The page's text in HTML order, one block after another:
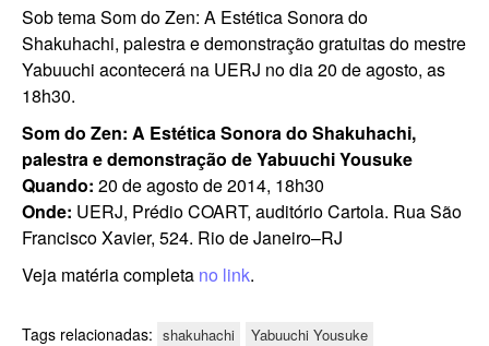
Sob tema Som do Zen: A Estética Sonora do
Shakuhachi, palestra e demonstração gratuitas do mestre
Yabuuchi acontecerá na UERJ no dia 20 de agosto, as
18h30.
Som do Zen: A Estética Sonora do Shakuhachi,
palestra e demonstração de Yabuuchi Yousuke
Quando: 20 de agosto de 2014, 18h30
Onde: UERJ, Prédio COART, auditório Cartola. Rua São
Francisco Xavier, 524. Rio de Janeiro–RJ
Veja matéria completa no link.
Tags relacionadas: shakuhachi Yabuuchi Yousuke